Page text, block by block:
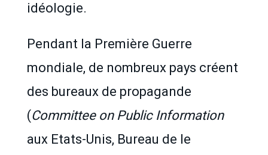
idéologie.
Pendant la Première Guerre
mondiale, de nombreux pays créent
des bureaux de propagande
(Committee on Public Information
aux Etats-Unis, Bureau de le